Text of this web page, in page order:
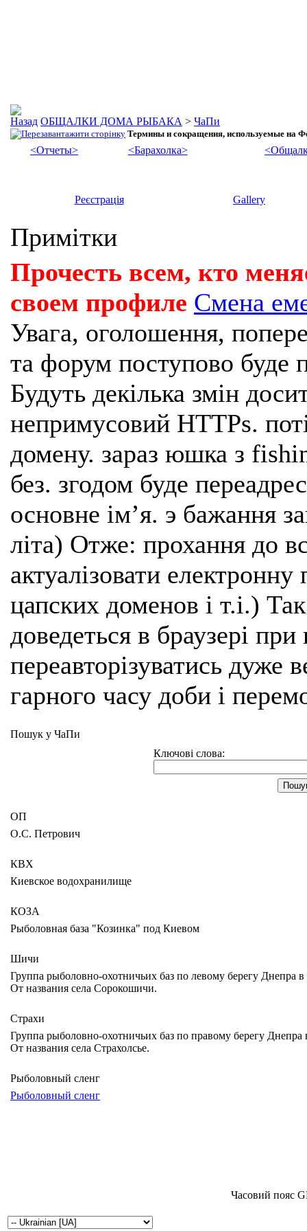
ОБЩАЛКИ ДОМА РЫБАКА > ЧаПи
Термины и сокращения, используемые на
<Отчеты> <Барахолка>
Реєстрація Gallery
Примітки
Прочесть всем, кто
своем профиле Смена
Увага, оголошення,
та форум поступово буде
Будуть декілька змін
непримусовий HTTPs.
домену. зараз юшка з
без. згодом буде
основне імʼя. э бажання
літа) Отже: прохання до
актуалізовати
цапских доменов і т.і.)
доведеться в браузері
переавторізуватись
гарного часу доби і
Пошук у ЧаПи
Ключові слова:
ОП
О.С. Петрович
КВХ
Киевское водохранилище
КОЗА
Рыболовная база "Козинка" под Киевом
Шичи
Группа рыболовно-охотничьих баз по левому берегу Днепра
От названия села Сорокошичи.
Страхи
Группа рыболовно-охотничьих баз по правому берегу
От названия села Страхолсье.
Рыболовный сленг
Рыболовный сленг
Часовий пояс